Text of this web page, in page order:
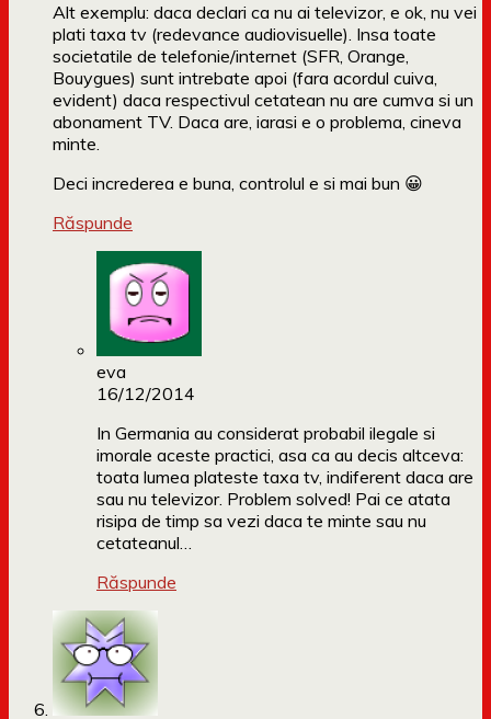
Alt exemplu: daca declari ca nu ai televizor, e ok, nu vei
plati taxa tv (redevance audiovisuelle). Insa toate
societatile de telefonie/internet (SFR, Orange,
Bouygues) sunt intrebate apoi (fara acordul cuiva,
evident) daca respectivul cetatean nu are cumva si un
abonament TV. Daca are, iarasi e o problema, cineva
minte.
Deci increderea e buna, controlul e si mai bun 😀
Răspunde
eva
16/12/2014
In Germania au considerat probabil ilegale si
imorale aceste practici, asa ca au decis altceva:
toata lumea plateste taxa tv, indiferent daca are
sau nu televizor. Problem solved! Pai ce atata
risipa de timp sa vezi daca te minte sau nu
cetateanul…
Răspunde